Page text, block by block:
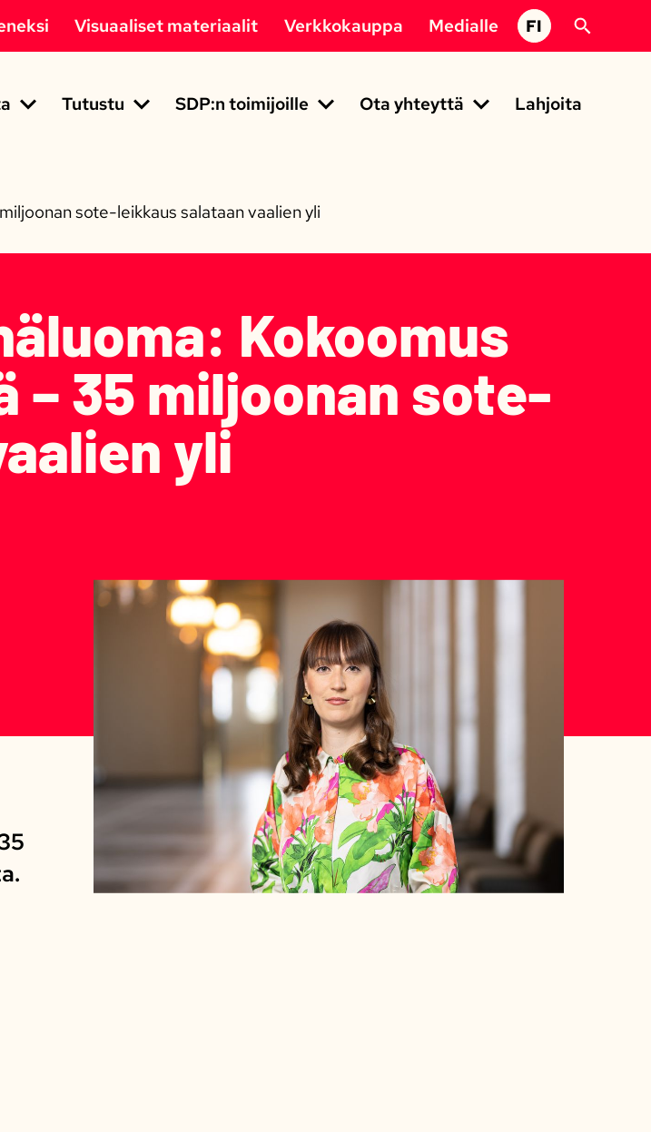
Tutustu SDP:n toimijoille Ota yhteyttä Lahjoita
Visuaaliset materiaalit Verkkokauppa Medialle FI
sote-leikkaus salataan vaalien yli
Kokoomus
– 35 miljoonan sote-
yli